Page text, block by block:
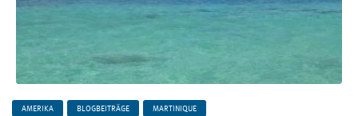
AMERIKA BLOGBEITRÄGE MARTINIQUE